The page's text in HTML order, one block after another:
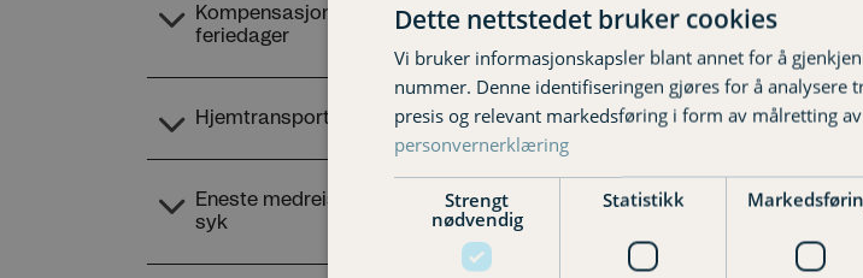
Dette nettstedet bruker cookies
Vi bruker informasjonskapsler blant annet for å
nummer. Denne identifiseringen gjøres for å analysere
presis og relevant markedsføring i form av målretting
personvernerklæring
Strengt
nødvendig
Statistikk